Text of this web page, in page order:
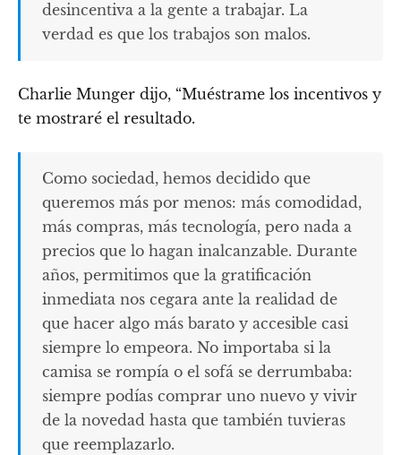
desincentiva a la gente a trabajar. La
verdad es que los trabajos son malos.
Charlie Munger dijo, “Muéstrame los incentivos y
te mostraré el resultado.
Como sociedad, hemos decidido que
queremos más por menos: más comodidad,
más compras, más tecnología, pero nada a
precios que lo hagan inalcanzable. Durante
años, permitimos que la gratificación
inmediata nos cegara ante la realidad de
que hacer algo más barato y accesible casi
siempre lo empeora. No importaba si la
camisa se rompía o el sofá se derrumbaba:
siempre podías comprar uno nuevo y vivir
de la novedad hasta que también tuvieras
que reemplazarlo.